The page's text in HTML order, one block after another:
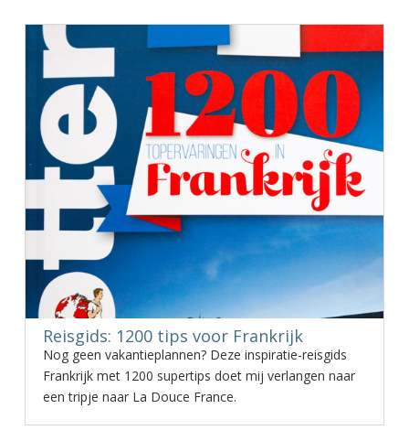
Reisgids: 1200 tips voor Frankrijk
Nog geen vakantieplannen? Deze inspiratie-reisgids
Frankrijk met 1200 supertips doet mij verlangen naar
een tripje naar La Douce France.